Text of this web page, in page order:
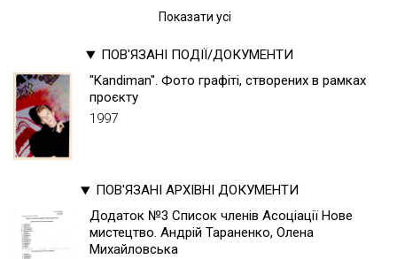
Показати усі
ПОВ'ЯЗАНІ ПОДІЇ/ДОКУМЕНТИ
"Kandiman". Фото графіті, створених в рамках
проєкту
1997
ПОВ'ЯЗАНІ АРХІВНІ ДОКУМЕНТИ
Додаток №3 Список членів Асоціації Нове
мистецтво. Андрій Тараненко, Олена
Михайловська